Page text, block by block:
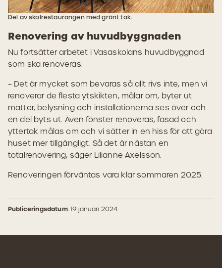
Del av skolrestaurangen med grönt tak.
Renovering av huvudbyggnaden
Nu fortsätter arbetet i Vasaskolans huvudbyggnad
som ska renoveras.
– Det är mycket som bevaras så allt rivs inte, men vi
renoverar de flesta ytskikten, målar om, byter ut
mattor, belysning och installationerna ses över och
en del byts ut. Även fönster renoveras, fasad och
yttertak målas om och vi sätter in en hiss för att göra
huset mer tillgängligt. Så det är nästan en
totalrenovering, säger Lilianne Axelsson.
Renoveringen förväntas vara klar sommaren 2025.
Publiceringsdatum: 19 januari 2024